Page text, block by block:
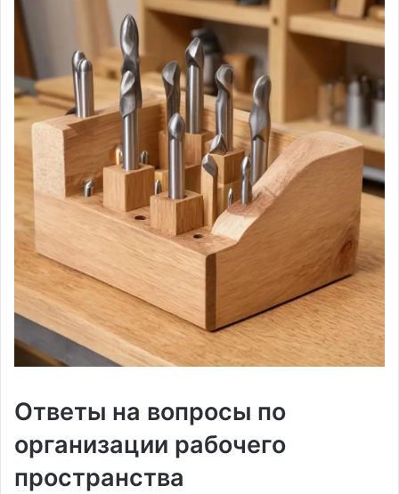
Ответы на вопросы по
организации рабочего
пространства